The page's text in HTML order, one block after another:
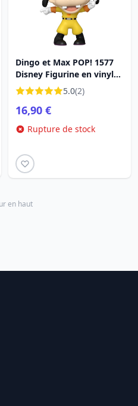
Dingo et Max POP! 1577
Disney Figurine en vinyle
Max 9 cm
5.0(2)
16,90 €
Rupture de stock
en haut